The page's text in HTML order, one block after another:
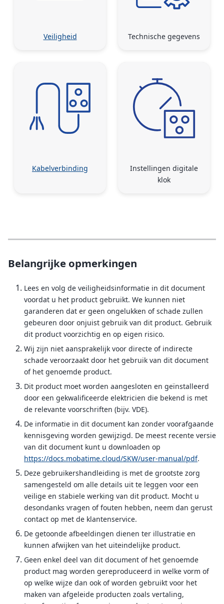
Veiligheid Technische gegevens
Kabelverbinding
Instellingen digitale
klok
Belangrijke opmerkingen
Lees en volg de veiligheidsinformatie in dit document
voordat u het product gebruikt. We kunnen niet
garanderen dat er geen ongelukken of schade zullen
gebeuren door onjuist gebruik van dit product. Gebruik
dit product voorzichtig en op eigen risico.
Wij zijn niet aansprakelijk voor directe of indirecte
schade veroorzaakt door het gebruik van dit document
of het genoemde product.
Dit product moet worden aangesloten en geïnstalleerd
door een gekwalificeerde elektricien die bekend is met
de relevante voorschriften (bijv. VDE).
De informatie in dit document kan zonder voorafgaande
kennisgeving worden gewijzigd. De meest recente versie
van dit document kunt u downloaden op
https://docs.mobatime.cloud/SKW/user-manual/pdf.
Deze gebruikershandleiding is met de grootste zorg
samengesteld om alle details uit te leggen voor een
veilige en stabiele werking van dit product. Mocht u
desondanks vragen of fouten hebben, neem dan gerust
contact op met de klantenservice.
De getoonde afbeeldingen dienen ter illustratie en
kunnen afwijken van het uiteindelijke product.
Geen enkel deel van dit document of het genoemde
product mag worden gereproduceerd in welke vorm of
op welke wijze dan ook of worden gebruikt voor het
maken van afgeleide producten zoals vertaling,